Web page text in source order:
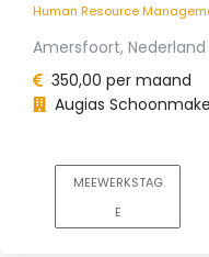
Human Resource
Amersfoort, Nederland
350,00 per maand
Augias
MEEWERKSTAG
E